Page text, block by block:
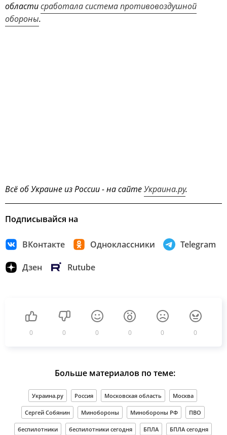
областисработала система противовоздушной
обороны.
Всё об Украине из России - на сайтеУкраина.ру.
Подписывайся на
ВКонтакте Одноклассники Telegram
Дзен Rutube
0 0 0 0 0 0
Больше материалов по теме:
Украина.ру Россия Московская область Москва
Сергей Собянин Минобороны Минобороны РФ ПВО
беспилотники беспилотники сегодня БПЛА БПЛА сегодня